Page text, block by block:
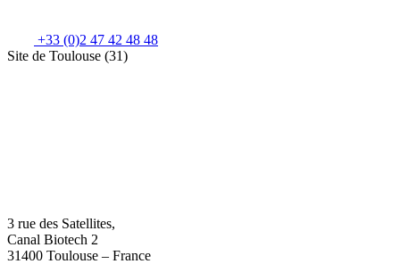
+33 (0)2 47 42 48 48
Site de Toulouse (31)
3 rue des Satellites,
Canal Biotech 2
31400 Toulouse – France